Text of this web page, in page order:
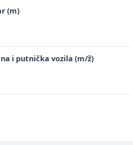
(m)
i putnička vozila (m/ž)